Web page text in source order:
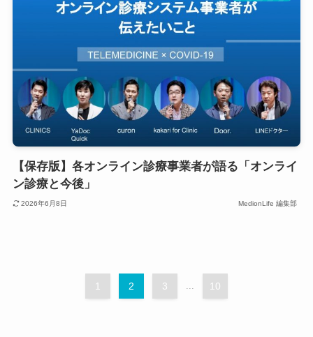
【保存版】各オンライン診療事業者が語る「オンライ
ン診療と今後」
2026年6月8日 MedionLife 編集部
1 2 3 10